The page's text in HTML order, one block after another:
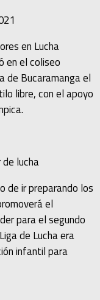
en Lucha
en el coliseo
de Bucaramanga el
libre, con el apoyo
lucha
de ir preparando los
el
para el segundo
de Lucha era
infantil para